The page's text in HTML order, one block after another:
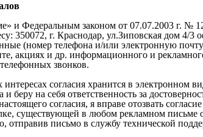
и Федеральным законом от 07.07.2003 г. №
г. Краснодар, ул.Зиповская дом 4/3
(номер телефона и/или электронную
акциях и др. информационного и
звонков.
согласия хранится в электронном
беру на себя ответственность за
согласия, я вправе отозвать
существующей в любом рекламном
отправив письмо в службу технической